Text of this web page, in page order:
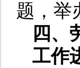
题，举
四、
工作